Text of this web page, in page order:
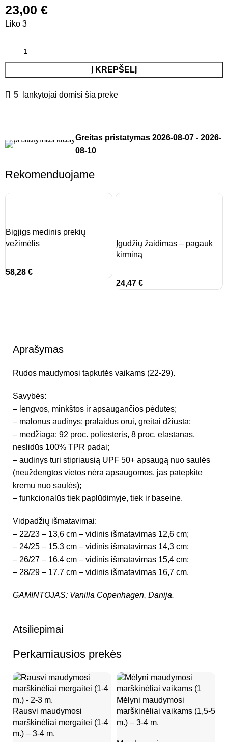
23,00€
Liko 3
Į KREPŠELĮ
5 lankytojai domisi šia preke
Greitas pristatymas2026-08-07 -2026-
08-10
Rekomenduojame
Bigjigs medinis prekių
vežimėlis
58,28€
Įgūdžių žaidimas – pagauk
kirminą
24,47 €
Aprašymas
Rudos maudymosi tapkutės vaikams (22-29).
Savybės:
– lengvos, minkštos ir apsaugančios pėdutes;
– malonus audinys: pralaidus orui, greitai džiūsta;
– medžiaga: 92 proc. poliesteris, 8 proc. elastanas,
neslidūs 100% TPR padai;
– audinys turi stipriausią UPF 50+ apsaugą nuo saulės
(neuždengtos vietos nėra apsaugomos, jas patepkite
kremu nuo saulės);
– funkcionalūs tiek paplūdimyje, tiek ir baseine.
Vidpadžių išmatavimai:
– 22/23 – 13,6 cm – vidinis išmatavimas 12,6 cm;
– 24/25 – 15,3 cm – vidinis išmatavimas 14,3 cm;
– 26/27 – 16,4 cm – vidinis išmatavimas 15,4 cm;
– 28/29 – 17,7 cm – vidinis išmatavimas 16,7 cm.
GAMINTOJAS: Vanilla Copenhagen, Danija.
Atsiliepimai
Perkamiausios prekės
Rausvi maudymosi
marškinėliai mergaitei (1-4
m.) – 3-4 m.
Mėlyni maudymosi
marškinėliai vaikams (1,5-5
m.) – 3-4 m.